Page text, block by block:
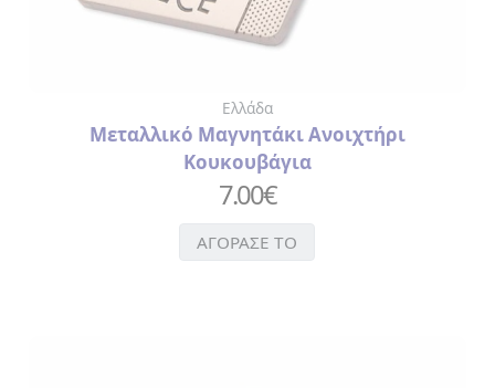
Ελλάδα
Μεταλλικό Μαγνητάκι Ανοιχτήρι
Κουκουβάγια
7.00€
ΑΓΟΡΑΣΕ ΤΟ